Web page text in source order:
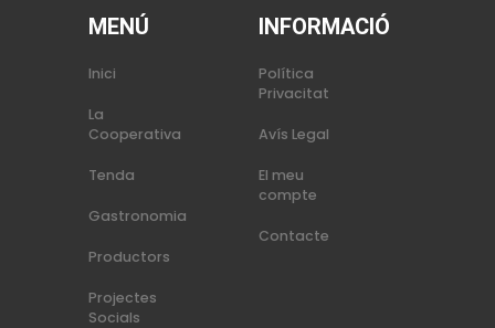
MENÚ
Inici
La
Cooperativa
Tenda
Gastronomia
Productors
Projectes
Socials
INFORMACIÓ
Política
Privacitat
Avís Legal
El meu
compte
Contacte